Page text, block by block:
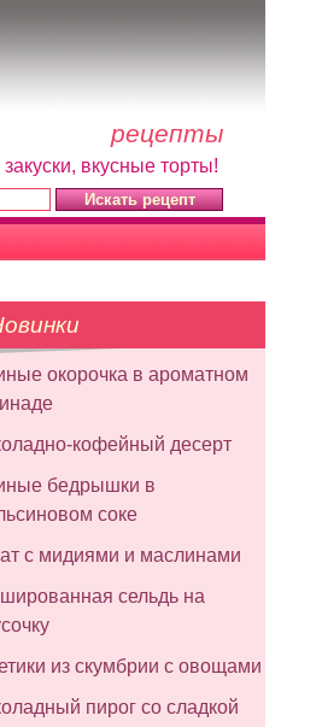
рецепты
вкусные торты!
окорочка в ароматном
кофейный десерт
бедрышки в
соке
с мидиями и маслинами
сельдь на
из скумбрии с овощами
пирог со сладкой